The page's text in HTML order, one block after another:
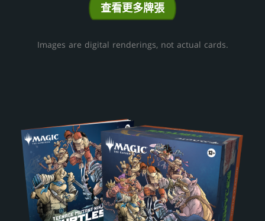
查看更多牌張
Images are digital renderings, not actual cards.